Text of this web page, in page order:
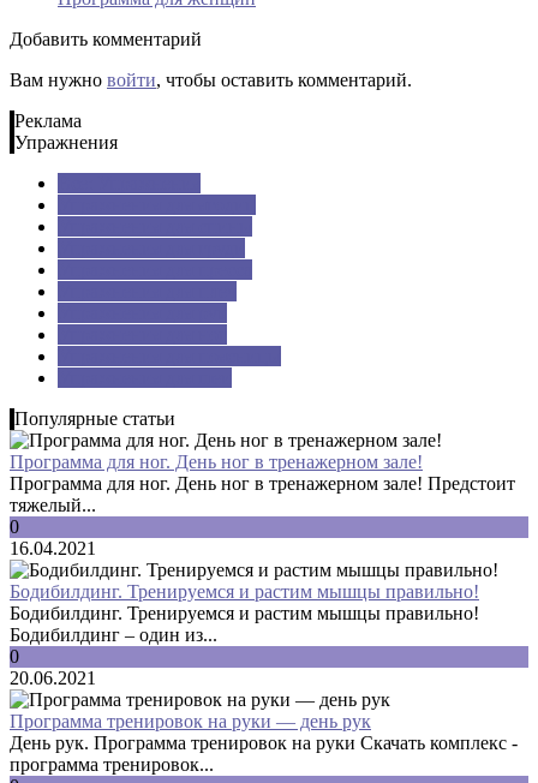
Добавить комментарий
Вам нужно войти, чтобы оставить комментарий.
Реклама
Упражнения
Популярные статьи
Программа для ног. День ног в тренажерном зале!
Программа для ног. День ног в тренажерном зале! Предстоит
тяжелый...
0
16.04.2021
Бодибилдинг. Тренируемся и растим мышцы правильно!
Бодибилдинг. Тренируемся и растим мышцы правильно!
Бодибилдинг – один из...
0
20.06.2021
Программа тренировок на руки — день рук
День рук. Программа тренировок на руки Скачать комплекс -
программа тренировок...